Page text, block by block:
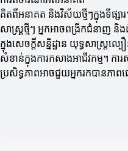
គិតពីអនាគត និងវិស័យថ្មីៗក្នុងទីផ្សា
សាស្ត្រថ្មីៗ អ្នកអាចពង្រីកជំនាញ
ក្នុងសេចក្តីសន្និដ្ឋាន យុទ្ធសាស្ត្
សំខាន់ក្នុងការកសាងអាជីវកម្ម។ កា
ប្រសិទ្ធភាពអាចជួយអ្នករកបានភា